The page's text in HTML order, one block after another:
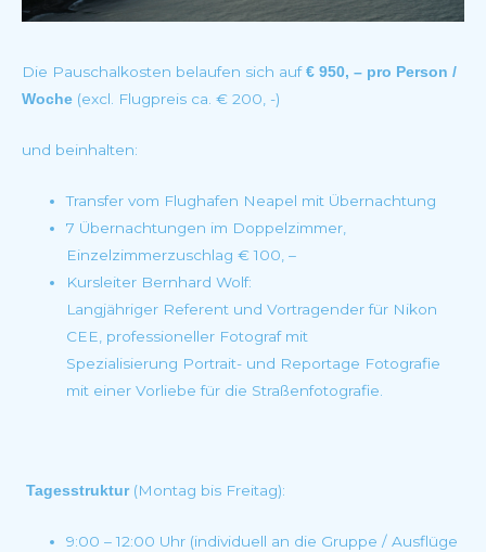
Die Pauschalkosten belaufen sich auf € 950, – pro Person /
Woche (excl. Flugpreis ca. € 200, -)
und beinhalten:
Transfer vom Flughafen Neapel mit Übernachtung
7 Übernachtungen im Doppelzimmer,
Einzelzimmerzuschlag € 100, –
Kursleiter Bernhard Wolf:
Langjähriger Referent und Vortragender für Nikon
CEE, professioneller Fotograf mit
Spezialisierung Portrait- und Reportage Fotografie
mit einer Vorliebe für die Straßenfotografie.
Tagesstruktur(Montag bis Freitag):
9:00 – 12:00 Uhr (individuell an die Gruppe / Ausflüge